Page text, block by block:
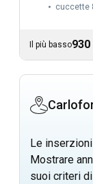
cuccette
Il più basso930
Le
Mostrare
suoi criteri